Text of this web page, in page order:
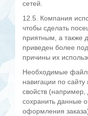
сетей.
12.5. Компания
чтобы сделать
приятным, а также
приведен более
причины их
Необходимые
навигации по
свойств
сохранить данные
оформления